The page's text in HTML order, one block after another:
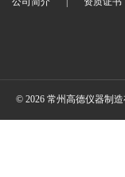
© 2026 常州高德仪器制